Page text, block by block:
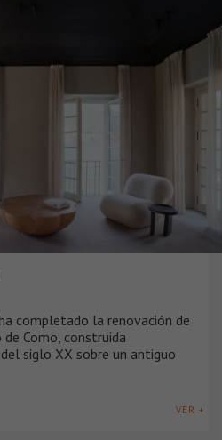
completado la renovación de
Como, construida
siglo XX sobre un antiguo
VER +